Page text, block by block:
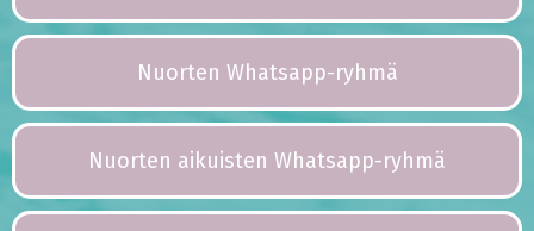
Nuorten Whatsapp-ryhmä
Nuorten aikuisten Whatsapp-ryhmä